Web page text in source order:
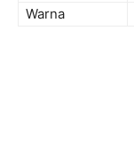
Warna